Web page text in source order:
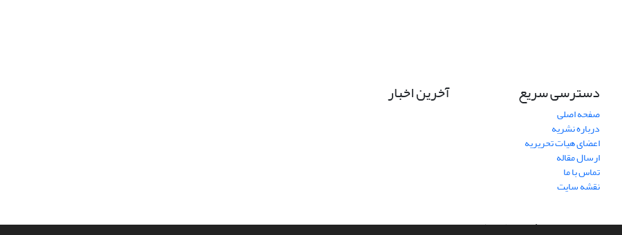
دسترسی سریع
صفحه اصلی
درباره نشریه
اعضای هیات تحریریه
ارسال مقاله
تماس با ما
نقشه سایت
آخرین اخبار
سامانه مدیریت نشریات علمی.طراحی و پیاده سازی ازسیناوب